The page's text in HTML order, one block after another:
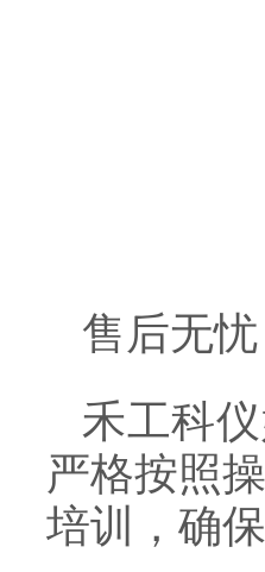
售后无
禾工科
严格按照
培训，确